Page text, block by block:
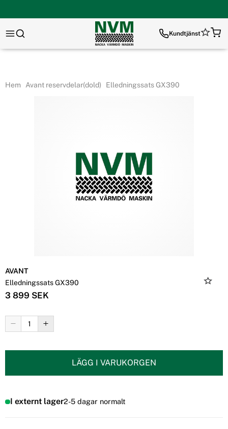
Kundtjänst
Hem Avant reservdelar(dold) Elledningssats GX390
AVANT
Elledningssats GX390
3 899 SEK
LÄGG I VARUKORGEN
I externt lager2-5 dagar normalt